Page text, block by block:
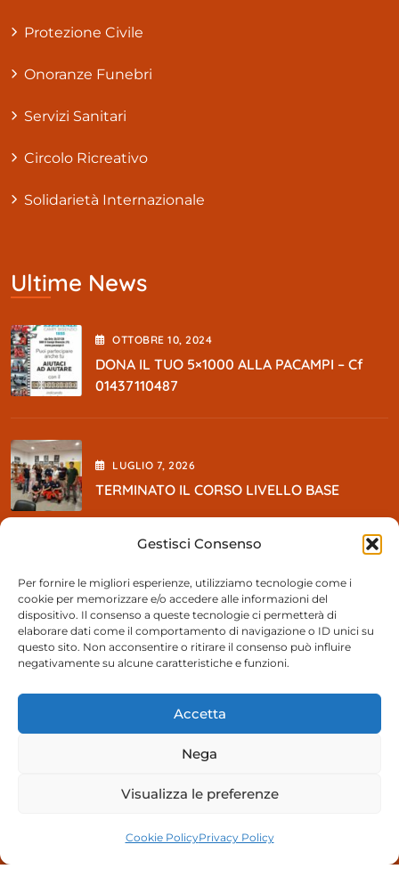
Gestisci Consenso
Per fornire le migliori esperienze, utilizziamo tecnologie come i
cookie per memorizzare e/o accedere alle informazioni del
dispositivo. Il consenso a queste tecnologie ci permetterà di
elaborare dati come il comportamento di navigazione o ID unici su
questo sito. Non acconsentire o ritirare il consenso può influire
negativamente su alcune caratteristiche e funzioni.
Accetta
Nega
Visualizza le preferenze
Cookie PolicyPrivacy Policy
Protezione Civile
Onoranze Funebri
Servizi Sanitari
Circolo Ricreativo
Solidarietà Internazionale
Ultime News
OTTOBRE10, 2024
DONA IL TUO 5×1000 ALLA PACAMPI – Cf
01437110487
LUGLIO 7, 2026
TERMINATO IL CORSO LIVELLO BASE
MAGGIO5, 2026
So BEER Party
055 894991